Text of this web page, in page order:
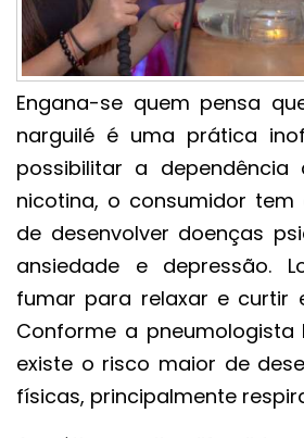
Engana-se quem pensa
narguilé é uma prática
possibilitar a
nicotina, o consumidor
de desenvolver doenças
ansiedade e depressão.
fumar para relaxar e curtir
Conforme a pneumologista
existe o risco maior de
físicas, principalmente